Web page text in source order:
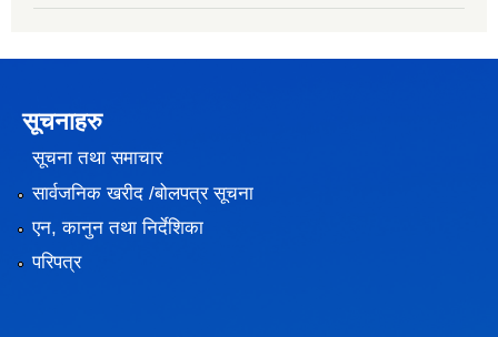
सूचनाहरु
सूचना तथा समाचार
सार्वजनिक खरीद /बोलपत्र सूचना
एन, कानुन तथा निर्देशिका
परिपत्र